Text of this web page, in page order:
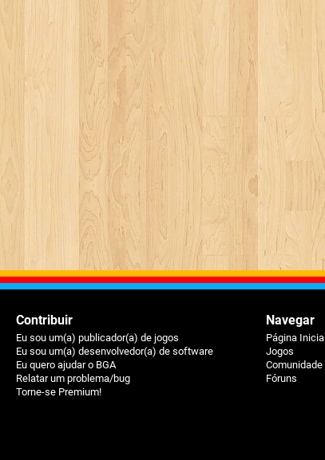
Contribuir
Eu sou um(a) publicador(a) de jogos
Eu sou um(a) desenvolvedor(a) de software
Eu quero ajudar o BGA
Relatar um problema/bug
Torne-se Premium!
Navegar
Página Inicial
Jogos
Comunidade
Fóruns